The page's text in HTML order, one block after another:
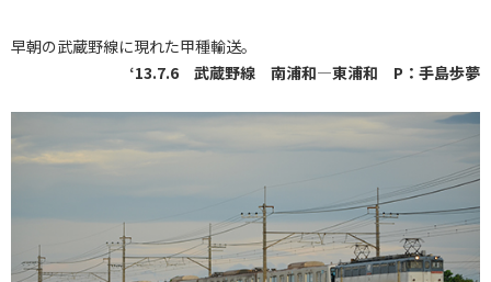
早朝の武蔵野線に現れた甲種輸送。
‘13.7.6 武蔵野線 南浦和―東浦和 P：手島歩夢